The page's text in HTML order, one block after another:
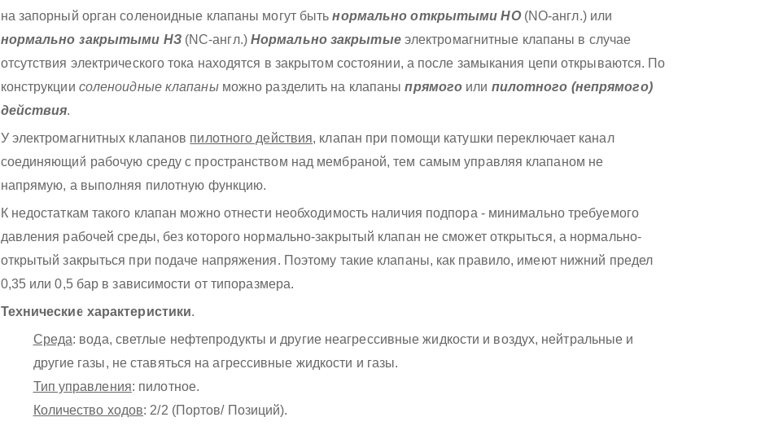
на запорный орган соленоидные клапаны могут бытьнормально открытыми НО(NO-англ.) или
нормально закрытыми НЗ(NC-англ.) Нормально закрытыеэлектромагнитные клапаны в случае
отсутствия электрического тока находятся в закрытом состоянии, а после замыкания цепи открываются. По
конструкции соленоидные клапаныможно разделить на клапаныпрямого или пилотного (непрямого)
действия.
У электромагнитных клапанов пилотного действия, клапан при помощи катушки переключает канал
соединяющий рабочую среду с пространством над мембраной, тем самым управляя клапаном не
напрямую, а выполняя пилотную функцию.
К недостаткам такого клапан можно отнести необходимость наличия подпора - минимально требуемого
давления рабочей среды, без которого нормально-закрытый клапан не сможет открыться, а нормально-
открытый закрыться при подаче напряжения. Поэтому такие клапаны, как правило, имеют нижний предел
0,35 или 0,5 бар в зависимости от типоразмера.
Технические характеристики.
Среда: вода, светлые нефтепродукты и другие неагрессивные жидкости и воздух, нейтральные и
другие газы, не ставяться на агрессивные жидкости и газы.
Тип управления: пилотное.
Количество ходов: 2/2 (Портов/ Позиций).